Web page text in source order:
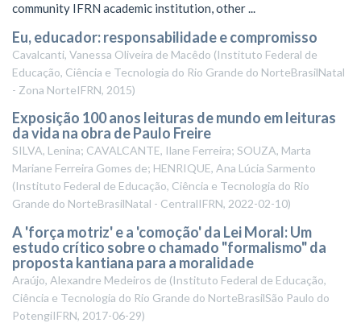
community IFRN academic institution, other ...
Eu, educador: responsabilidade e compromisso
Cavalcanti, Vanessa Oliveira de Macêdo (Instituto Federal de
Educação, Ciência e Tecnologia do Rio Grande do NorteBrasilNatal
- Zona NorteIFRN, 2015)
Exposição 100 anos leituras de mundo em leituras
da vida na obra de Paulo Freire
SILVA, Lenina; CAVALCANTE, Ilane Ferreira; SOUZA, Marta
Mariane Ferreira Gomes de; HENRIQUE, Ana Lúcia Sarmento
(Instituto Federal de Educação, Ciência e Tecnologia do Rio
Grande do NorteBrasilNatal - CentralIFRN, 2022-02-10)
A 'força motriz' e a 'comoção' da Lei Moral: Um
estudo crítico sobre o chamado "formalismo" da
proposta kantiana para a moralidade
Araújo, Alexandre Medeiros de (Instituto Federal de Educação,
Ciência e Tecnologia do Rio Grande do NorteBrasilSão Paulo do
PotengiIFRN, 2017-06-29)